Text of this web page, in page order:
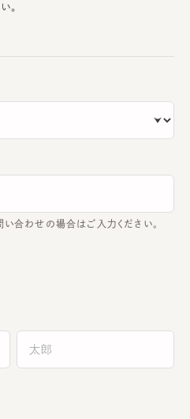
。
合わせの場合はご入力ください。